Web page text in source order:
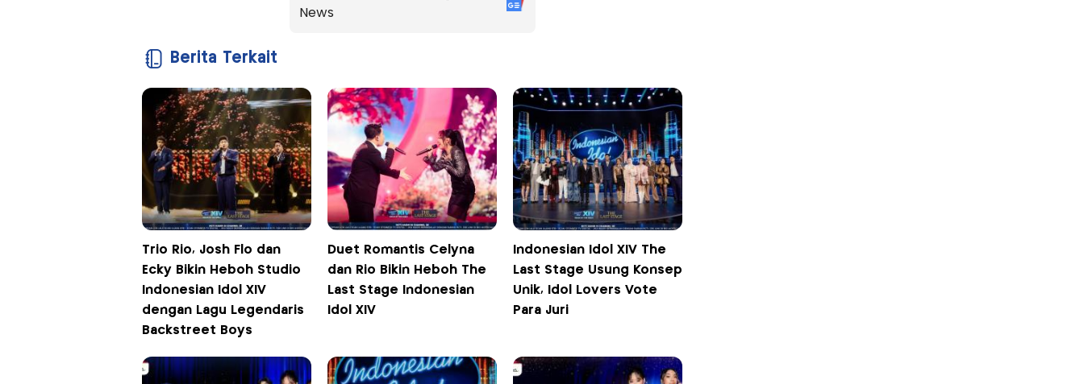
News
Berita Terkait
Trio Rio, Josh Flo dan
Ecky Bikin Heboh Studio
Indonesian Idol XIV
dengan Lagu Legendaris
Backstreet Boys
Duet Romantis Celyna
dan Rio Bikin Heboh The
Last Stage Indonesian
Idol XIV
Indonesian Idol XIV The
Last Stage Usung Konsep
Unik, Idol Lovers Vote
Para Juri